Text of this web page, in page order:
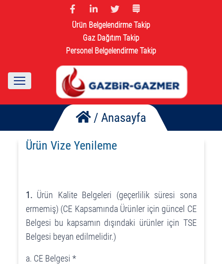
Ürün Belgelendirme Takip
Gaz Dağıtım Takip
Personel Belgelendirme Takip
/ Anasayfa
Ürün Vize Yenileme
1.Ürün Kalite Belgeleri (geçerlilik süresi sona
ermemiş) (CE Kapsamında Ürünler için güncel CE
Belgesi bu kapsamın dışındaki ürünler için TSE
Belgesi beyan edilmelidir.)
a. CE Belgesi *